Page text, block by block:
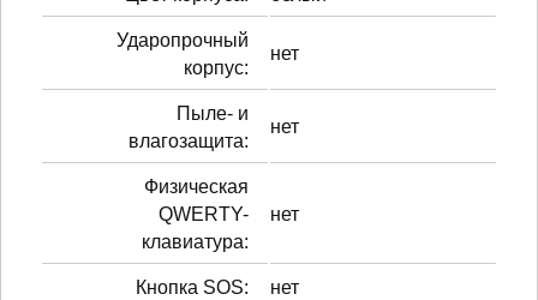
Ударопрочный
корпус:
нет
Пыле- и
влагозащита:
нет
Физическая
QWERTY-
клавиатура:
нет
Кнопка SOS: нет